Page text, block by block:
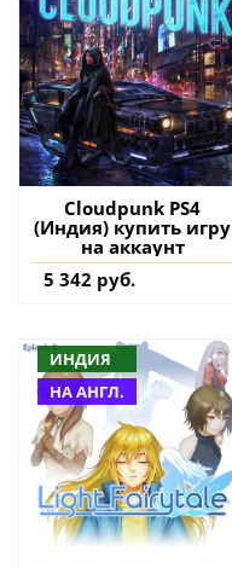
Cloudpunk PS4
(Индия) купить игру
на аккаунт
5 342 руб.
ИНДИЯ
НА АНГЛ.